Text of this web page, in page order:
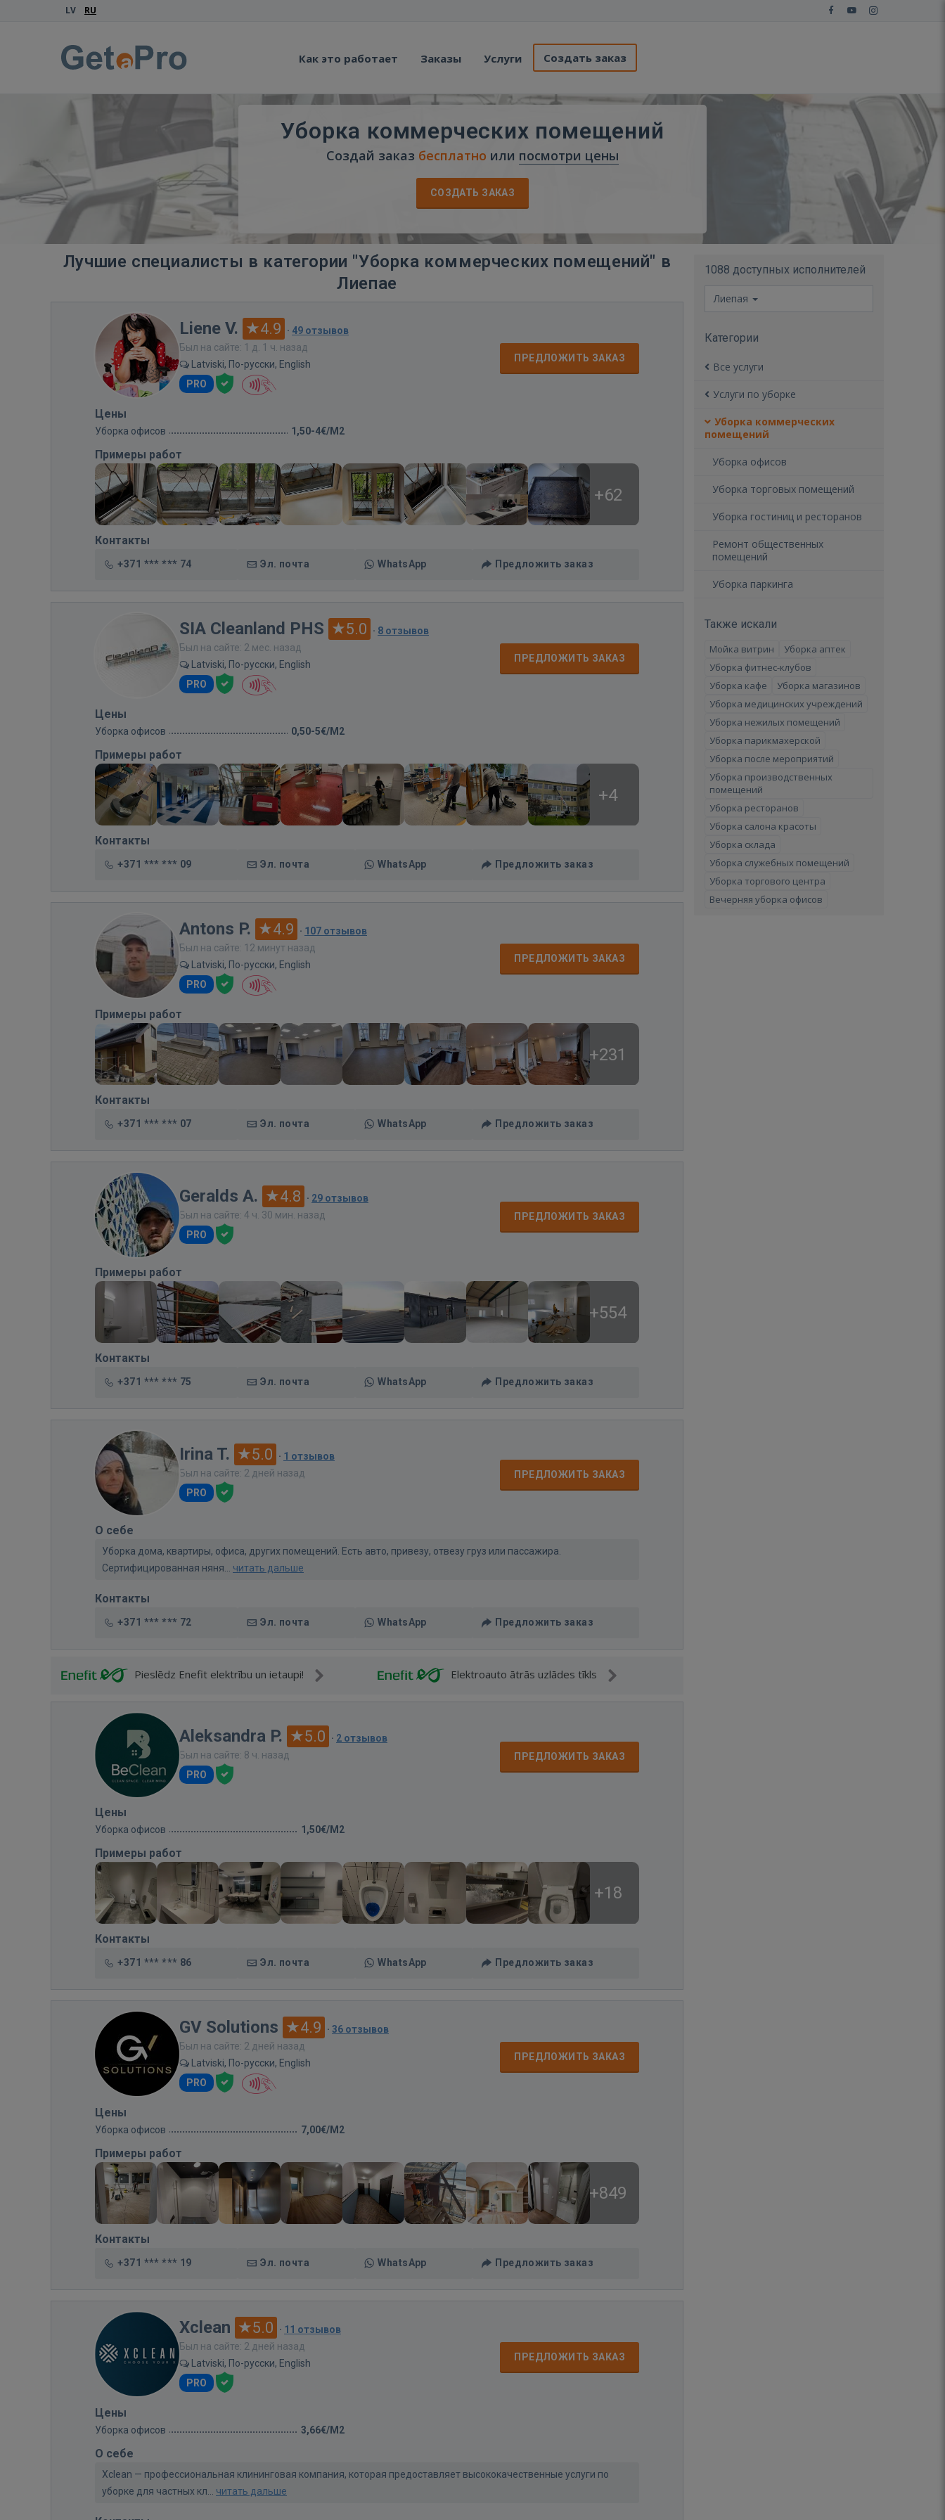
LV RU
Как это работает Заказы Услуги Создать заказ
Уборка коммерческих помещений
Создай заказ бесплатно или посмотри цены
СОЗДАТЬ ЗАКАЗ
Лучшие специалисты в категории "Уборка коммерческих помещений" в
Лиепае
Liene V. 4.9 · 49 отзывов
Был на сайте: 1 д. 1 ч. назад
Latviski, По-русски, English
PRO
ПРЕДЛОЖИТЬ ЗАКАЗ
Цены
Уборка офисов 1,50-4€/M2
Примеры работ
+62
Контакты
+371 *** *** 74 Эл. почта WhatsApp Предложить заказ
SIA Cleanland PHS 5.0 · 8 отзывов
Был на сайте: 2 мес. назад
Latviski, По-русски, English
PRO
ПРЕДЛОЖИТЬ ЗАКАЗ
Цены
Уборка офисов 0,50-5€/M2
Примеры работ
+4
Контакты
+371 *** *** 09 Эл. почта WhatsApp Предложить заказ
Antons P. 4.9 · 107 отзывов
Был на сайте: 12 минут назад
Latviski, По-русски, English
PRO
ПРЕДЛОЖИТЬ ЗАКАЗ
Примеры работ
+231
Контакты
+371 *** *** 07 Эл. почта WhatsApp Предложить заказ
Geralds A. 4.8 · 29 отзывов
Был на сайте: 4 ч. 30 мин. назад
PRO
ПРЕДЛОЖИТЬ ЗАКАЗ
Примеры работ
+554
Контакты
+371 *** *** 75 Эл. почта WhatsApp Предложить заказ
Irina T. 5.0 · 1 отзывов
Был на сайте: 2 дней назад
PRO
ПРЕДЛОЖИТЬ ЗАКАЗ
О себе
Уборка дома, квартиры, офиса, других помещений. Есть авто, привезу, отвезу груз или пассажира.
Сертифицированная няня... читать дальше
Контакты
+371 *** *** 72 Эл. почта WhatsApp Предложить заказ
Pieslēdz Enefit elektrību un ietaupi! Elektroauto ātrās uzlādes tīkls
Aleksandra P. 5.0 · 2 отзывов
Был на сайте: 8 ч. назад
PRO
ПРЕДЛОЖИТЬ ЗАКАЗ
Цены
Уборка офисов 1,50€/M2
Примеры работ
+18
Контакты
+371 *** *** 86 Эл. почта WhatsApp Предложить заказ
GV Solutions 4.9 · 36 отзывов
Был на сайте: 2 дней назад
Latviski, По-русски, English
PRO
ПРЕДЛОЖИТЬ ЗАКАЗ
Цены
Уборка офисов 7,00€/M2
Примеры работ
+849
Контакты
+371 *** *** 19 Эл. почта WhatsApp Предложить заказ
Xclean 5.0 · 11 отзывов
Был на сайте: 2 дней назад
Latviski, По-русски, English
PRO
ПРЕДЛОЖИТЬ ЗАКАЗ
Цены
Уборка офисов 3,66€/M2
О себе
Xclean — профессиональная клининговая компания, которая предоставляет высококачественные услуги по
уборке для частных кл... читать дальше
1088 доступных исполнителей
Лиепая
Категории
Все услуги
Услуги по уборке
Уборка коммерческих
помещений
Уборка офисов
Уборка торговых помещений
Уборка гостиниц и ресторанов
Ремонт общественных
помещений
Уборка паркинга
Также искали
Мойка витрин
Уборка аптек
Уборка фитнес-клубов
Уборка кафе
Уборка магазинов
Уборка медицинских учреждений
Уборка нежилых помещений
Уборка парикмахерской
Уборка после мероприятий
Уборка производственных
помещений
Уборка ресторанов
Уборка салона красоты
Уборка склада
Уборка служебных помещений
Уборка торгового центра
Вечерняя уборка офисов